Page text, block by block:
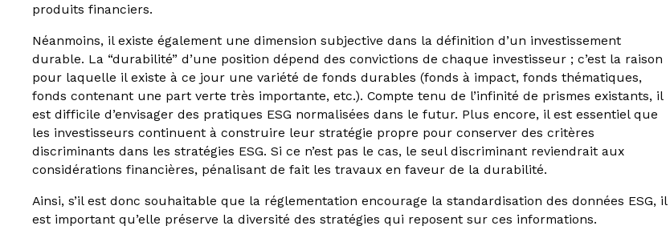
produits financiers.
Néanmoins, il existe également une dimension subjective dans la définition d’un investissement
durable. La “durabilité” d’une position dépend des convictions de chaque investisseur ; c’est la raison
pour laquelle il existe à ce jour une variété de fonds durables (fonds à impact, fonds thématiques,
fonds contenant une part verte très importante, etc.). Compte tenu de l’infinité de prismes existants, il
est difficile d’envisager des pratiques ESG normalisées dans le futur. Plus encore, il est essentiel que
les investisseurs continuent à construire leur stratégie propre pour conserver des critères
discriminants dans les stratégies ESG. Si ce n’est pas le cas, le seul discriminant reviendrait aux
considérations financières, pénalisant de fait les travaux en faveur de la durabilité.
Ainsi, s’il est donc souhaitable que la réglementation encourage la standardisation des données ESG, il
est important qu’elle préserve la diversité des stratégies qui reposent sur ces informations.